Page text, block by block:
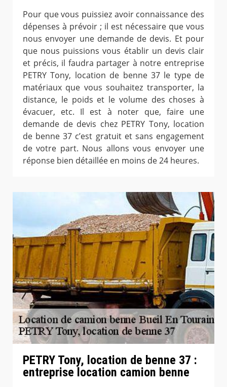
Pour que vous puissiez avoir connaissance des
dépenses à prévoir ; il est nécessaire que vous
nous envoyer une demande de devis. Et pour
que nous puissions vous établir un devis clair
et précis, il faudra partager à notre entreprise
PETRY Tony, location de benne 37 le type de
matériaux que vous souhaitez transporter, la
distance, le poids et le volume des choses à
évacuer, etc. Il est à noter que, faire une
demande de devis chez PETRY Tony, location
de benne 37 c’est gratuit et sans engagement
de votre part. Nous allons vous envoyer une
réponse bien détaillée en moins de 24 heures.
PETRY Tony, location de benne 37 :
entreprise location camion benne